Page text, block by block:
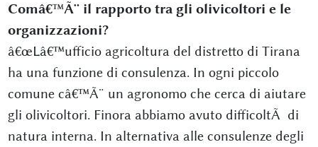
Comâ€™Ã¨ il rapporto tra gli olivicoltori e le
organizzazioni?
â€œLâ€™ufficio agricoltura del distretto di Tirana
ha una funzione di consulenza. In ogni piccolo
comune câ€™Ã¨ un agronomo che cerca di aiutare
gli olivicoltori. Finora abbiamo avuto difficoltÃ di
natura interna. In alternativa alle consulenze degli